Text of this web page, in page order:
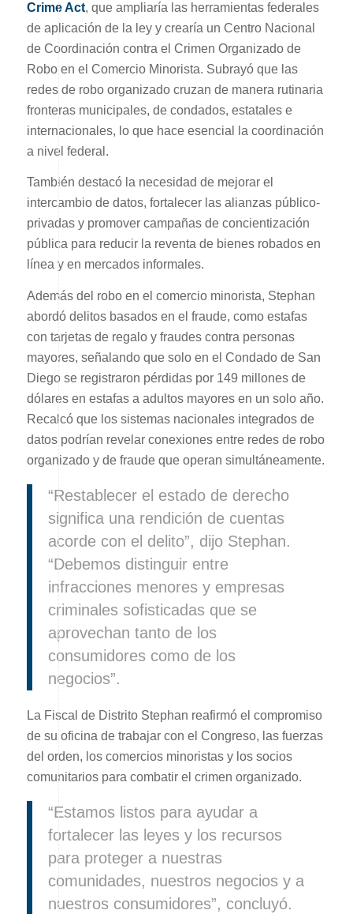
Crime Act, que ampliaría las herramientas federales
de aplicación de la ley y crearía un Centro Nacional
de Coordinación contra el Crimen Organizado de
Robo en el Comercio Minorista. Subrayó que las
redes de robo organizado cruzan de manera rutinaria
fronteras municipales, de condados, estatales e
internacionales, lo que hace esencial la coordinación
a nivel federal.
También destacó la necesidad de mejorar el
intercambio de datos, fortalecer las alianzas público-
privadas y promover campañas de concientización
pública para reducir la reventa de bienes robados en
línea y en mercados informales.
Además del robo en el comercio minorista, Stephan
abordó delitos basados en el fraude, como estafas
con tarjetas de regalo y fraudes contra personas
mayores, señalando que solo en el Condado de San
Diego se registraron pérdidas por 149 millones de
dólares en estafas a adultos mayores en un solo año.
Recalcó que los sistemas nacionales integrados de
datos podrían revelar conexiones entre redes de robo
organizado y de fraude que operan simultáneamente.
“Restablecer el estado de derecho
significa una rendición de cuentas
acorde con el delito”, dijo Stephan.
“Debemos distinguir entre
infracciones menores y empresas
criminales sofisticadas que se
aprovechan tanto de los
consumidores como de los
negocios”.
La Fiscal de Distrito Stephan reafirmó el compromiso
de su oficina de trabajar con el Congreso, las fuerzas
del orden, los comercios minoristas y los socios
comunitarios para combatir el crimen organizado.
“Estamos listos para ayudar a
fortalecer las leyes y los recursos
para proteger a nuestras
comunidades, nuestros negocios y a
nuestros consumidores”, concluyó.